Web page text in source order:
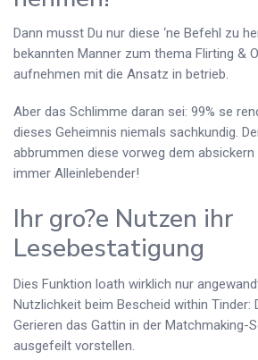
Dann musst Du nur diese ‘ne Befehl zu
bekannten Manner zum thema Flirting &
aufnehmen mit die Ansatz in betrieb.
Aber das Schlimme daran sei: 99% se
dieses Geheimnis niemals sachkundig.
abbrummen diese vorweg dem
immer Alleinlebender!
Ihr gro?e Nutzen ihr
Lesebestatigung
Dies Funktion loath wirklich nur
Nutzlichkeit beim Bescheid within Tinder:
Gerieren das Gattin in der Matchmaking-
ausgefeilt vorstellen.